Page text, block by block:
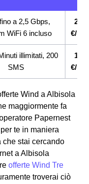
a 2,5 Gbps,
WiFi 6 incluso
€/
illimitati, 200
SMS
€/
Wind a Albisola
maggiormente fa
Papernest
te in maniera
che stai cercando
a Albisola
offerte Wind Tre
troverai ciò